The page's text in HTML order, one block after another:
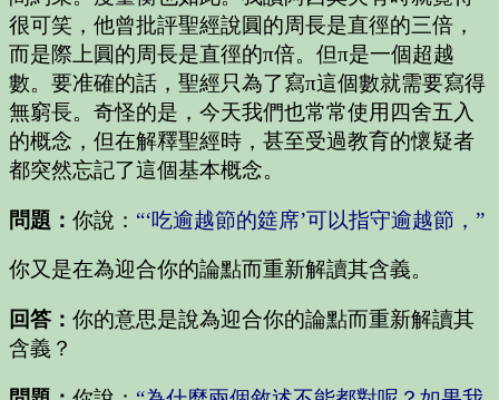
很可笑，他曾批評聖經說圓的周長是直徑的三倍，
而是際上圓的周長是直徑的π倍。但π是一個超越
數。要准確的話，聖經只為了寫π這個數就需要寫得
無窮長。奇怪的是，今天我們也常常使用四舍五入
的概念，但在解釋聖經時，甚至受過教育的懷疑者
都突然忘記了這個基本概念。
問題： 你說： “‘吃逾越節的筵席’可以指守逾越節，”
你又是在為迎合你的論點而重新解讀其含義。
回答： 你的意思是說為迎合你的論點而重新解讀其
含義？